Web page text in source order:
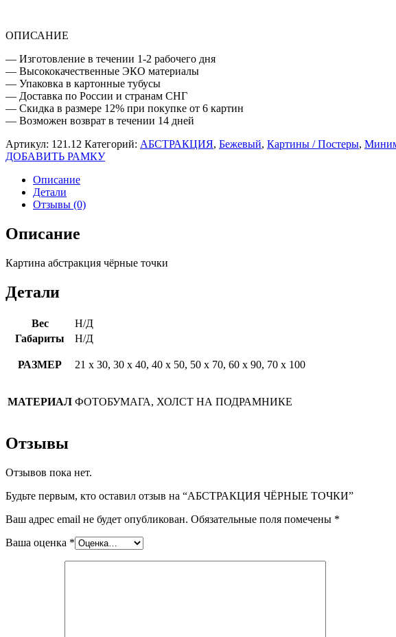
ОПИСАНИЕ
— Изготовление в течении 1-2 рабочего дня
— Высококачественные ЭКО материалы
— Упаковка в картонные тубусы
— Доставка по России и странам СНГ
— Скидка в размере 12% при покупке от 6 картин
— Возможен возврат в течении 14 дней
Артикул: 121.12 Категорий: АБСТРАКЦИЯ, Бежевый, Картины / Постеры,
ДОБАВИТЬ РАМКУ
Описание
Детали
Отзывы (0)
Описание
Картина абстракция чёрные точки
Детали
Вес
Н/Д
Габариты
Н/Д
РАЗМЕР 21 х 30, 30 х 40, 40 х 50, 50 х 70, 60 х 90, 70 х 100
МАТЕРИАЛ ФОТОБУМАГА, ХОЛСТ НА ПОДРАМНИКЕ
Отзывы
Отзывов пока нет.
Будьте первым, кто оставил отзыв на “АБСТРАКЦИЯ ЧЁРНЫЕ ТОЧКИ”
Ваш адрес email не будет опубликован. Обязательные поля помечены *
Ваша оценка *